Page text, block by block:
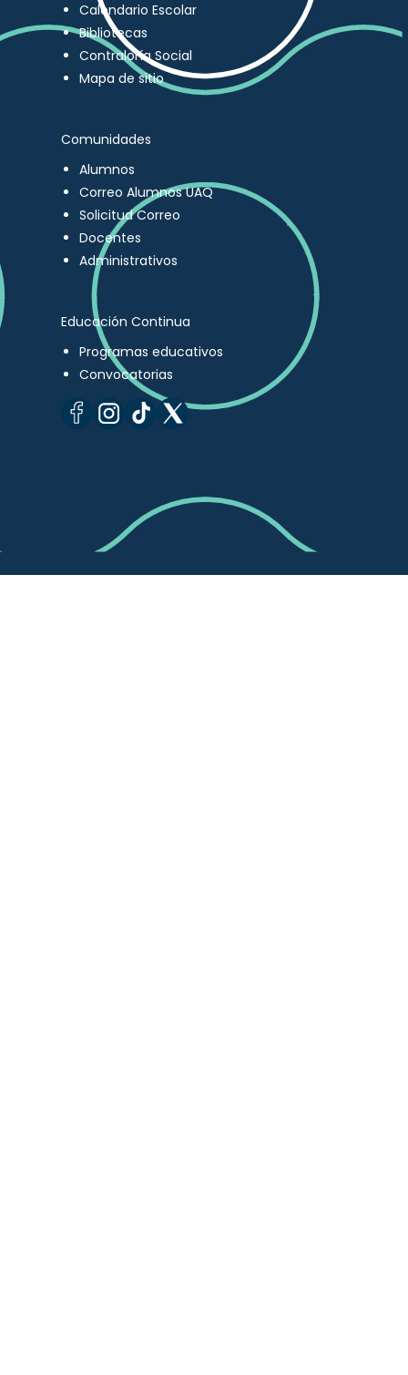
Calendario Escolar
Bibliotecas
Contraloría Social
Mapa de sitio
Comunidades
Alumnos
Correo Alumnos UAQ
Solicitud Correo
Docentes
Administrativos
Educación Continua
Programas educativos
Convocatorias